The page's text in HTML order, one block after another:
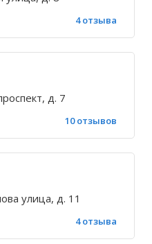
4 отзыва
д. 7
10 отзывов
улица, д. 11
4 отзыва